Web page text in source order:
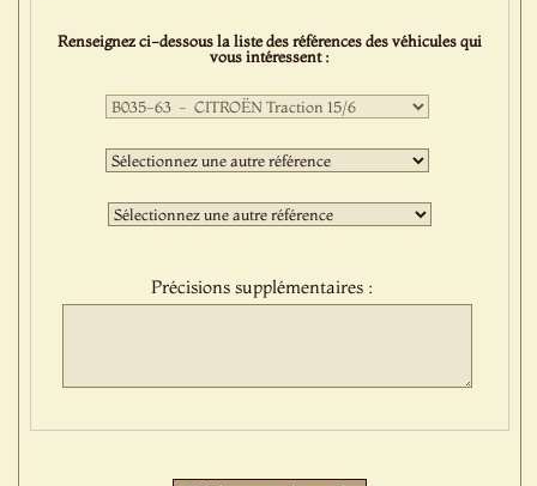
Renseignez ci-dessous la liste des références des véhicules qui
vous intéressent :
Première
sélection
:Deuxième
sélection
:Troisième
sélection
Précisions supplémentaires :